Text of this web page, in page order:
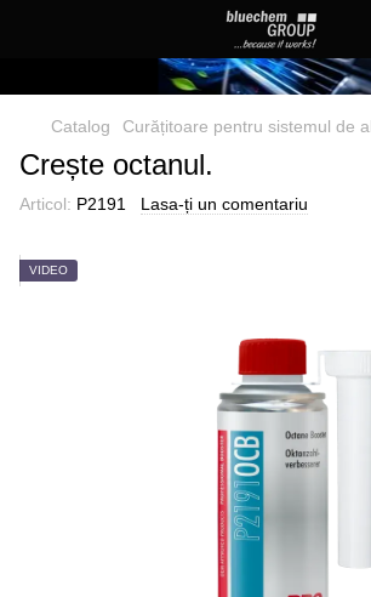
Catalog Curățitoare pentru sistemul de
Crește octanul.
Articol: P2191 Lasa-ți un comentariu
VIDEO